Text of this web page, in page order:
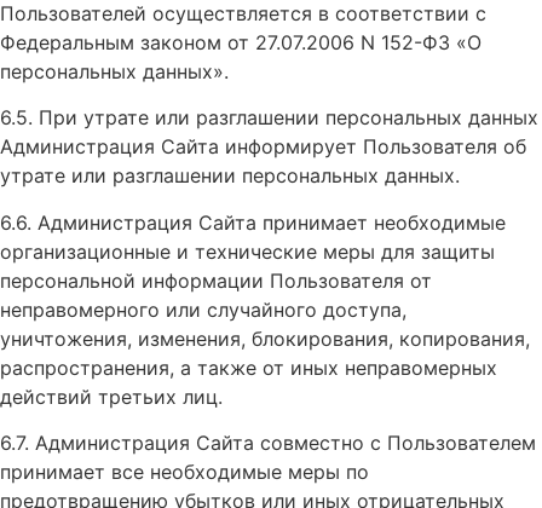
Пользователей осуществляется в соответствии с
Федеральным законом от 27.07.2006 N 152-ФЗ «О
персональных данных».
6.5. При утрате или разглашении персональных данных
Администрация Сайта информирует Пользователя об
утрате или разглашении персональных данных.
6.6. Администрация Сайта принимает необходимые
организационные и технические меры для защиты
персональной информации Пользователя от
неправомерного или случайного доступа,
уничтожения, изменения, блокирования, копирования,
распространения, а также от иных неправомерных
действий третьих лиц.
6.7. Администрация Сайта совместно с Пользователем
принимает все необходимые меры по
предотвращению убытков или иных отрицательных